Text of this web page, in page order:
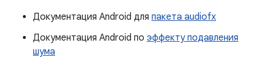
Документация Android для пакета audiofx
Документация Android по эффекту подавления
шума